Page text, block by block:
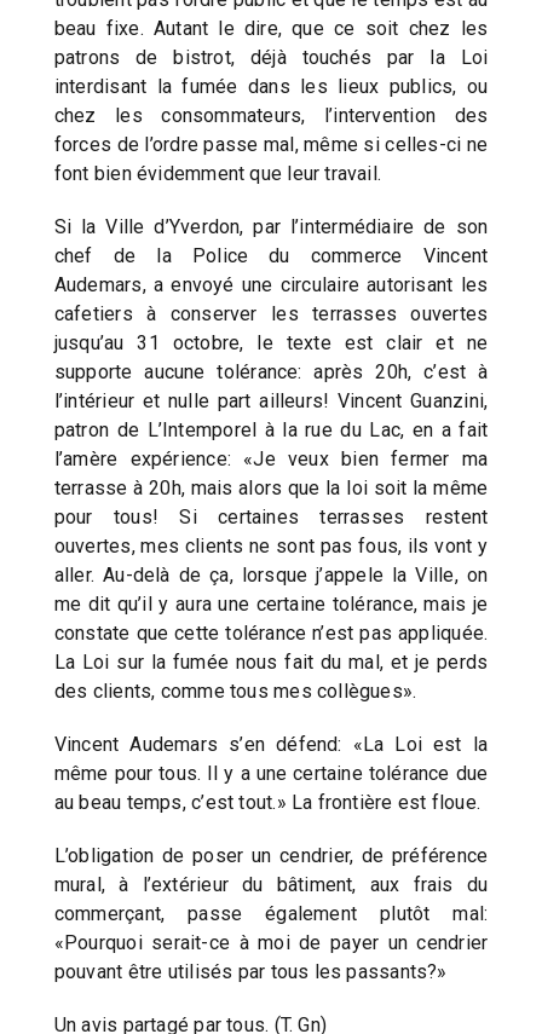
beau fixe. Autant le dire, que ce soit chez les
patrons de bistrot, déjà touchés par la Loi
interdisant la fumée dans les lieux publics, ou
chez les consommateurs, l’intervention des
forces de l’ordre passe mal, même si celles-ci ne
font bien évidemment que leur travail.
Si la Ville d’Yverdon, par l’intermédiaire de son
chef de la Police du commerce Vincent
Audemars, a envoyé une circulaire autorisant les
cafetiers à conserver les terrasses ouvertes
jusqu’au 31 octobre, le texte est clair et ne
supporte aucune tolérance: après 20h, c’est à
l’intérieur et nulle part ailleurs! Vincent Guanzini,
patron de L’Intemporel à la rue du Lac, en a fait
l’amère expérience: «Je veux bien fermer ma
terrasse à 20h, mais alors que la loi soit la même
pour tous! Si certaines terrasses restent
ouvertes, mes clients ne sont pas fous, ils vont y
aller. Au-delà de ça, lorsque j’appele la Ville, on
me dit qu’il y aura une certaine tolérance, mais je
constate que cette tolérance n’est pas appliquée.
La Loi sur la fumée nous fait du mal, et je perds
des clients, comme tous mes collègues».
Vincent Audemars s’en défend: «La Loi est la
même pour tous. Il y a une certaine tolérance due
au beau temps, c’est tout.» La frontière est floue.
L’obligation de poser un cendrier, de préférence
mural, à l’extérieur du bâtiment, aux frais du
commerçant, passe également plutôt mal:
«Pourquoi serait-ce à moi de payer un cendrier
pouvant être utilisés par tous les passants?»
Un avis partagé par tous. (T. Gn)